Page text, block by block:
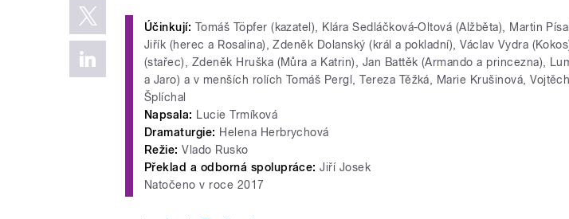
Účinkují: Tomáš Töpfer (kazatel), Klára Sedláčková-Oltová (Alžběta), Martin
Jiřík (herec a Rosalina), Zdeněk Dolanský (král a pokladní), Václav Vydra
(stařec), Zdeněk Hruška (Můra a Katrin), Jan Battěk (Armando a princezna),
a Jaro) a v menších rolích Tomáš Pergl, Tereza Těžká, Marie Krušinová,
Šplíchal
Napsala: Lucie Trmíková
Dramaturgie: Helena Herbrychová
Režie: Vlado Rusko
Překlad a odborná spolupráce: Jiří Josek
Natočeno v roce 2017